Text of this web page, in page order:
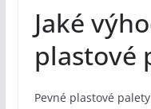
Jaké
plastové
Pevné plastové